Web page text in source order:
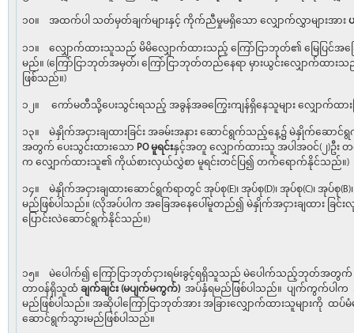
၁၀။ အထက်ပါ သတ်မှတ်ချက်များနှင့် ကိုက်ညီမှုမရှိသော လျှောက်လွှာများအား
၁၁။ လျှောက်ထားသူသည် မိမိလျှောက်ထားသည့် ကြော်ငြာဘုတ်၏ မြေပြင်အခ
မည်။ (ကြော်ငြာဘုတ်အမှတ်၊ ကြော်ငြာဘုတ်တည်နေရာ မှားယွင်းလျှောက်ထ
ဖြစ်သည်။)
၁၂။ ကော်မတီသို့ပေးသွင်းရသည့် အခွန်အခကြွေးကျန်ရှိနေသူများ လျှောက်ထ
၁၃။ မဲနှိုက်အငှားချထားခြင်း အခမ်းအနား ဆောင်ရွက်သည့်နေ့၌ မဲနှိုက်ဆေ
အတွက် ပေးသွင်းထားသော POမူရင်းနှင့်အတူ လျှောက်ထားသူ အပါအဝင်(၂)ဦ
က လျှောက်ထားသူ၏ ကိုယ်စားလှယ်လွှဲစာ မူရင်းတင်ပြ၍ တက်ရောက်နိုင်သည်။)
၁၄။ မဲနှိုက်အငှားချထားဆောင်ရွက်ရာတွင် အုပ်စု(E)၊ အုပ်စု(D)၊ အုပ်စု(C)၊ အုပ်
မည်ဖြစ်ပါသည်။ (လိုအပ်ပါက အခြေအနေပေါ်မူတည်၍ မဲနှိုက်အငှားချထား ခြ
ပြောင်းလဲဆောင်ရွက်နိုင်သည်။)
၁၅။ မဲပေါက်၍ ကြော်ငြာဘုတ်ငှားရမ်းခွင့်ရရှိသူသည် မဲပေါက်သည့်ဘုတ်အတွက် ပ
တာဝန်ရှိသူထံချက်ချင်း (မပျက်မကွက်)အပ်နှံရမည်ဖြစ်ပါသည်။ ပျက်ကွက်ပါက အ
မည်ဖြစ်ပါသည်။ အဆိုပါကြော်ငြာဘုတ်အား အခြားလျှောက်ထားသူများကို ထ
ဆောင်ရွက်သွားမည်ဖြစ်ပါသည်။